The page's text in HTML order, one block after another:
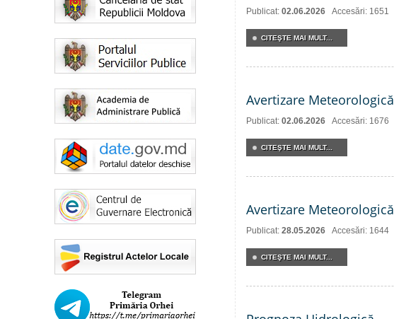
Publicat: 02.06.2026 Accesări: 1651
CITEŞTE MAI MULT...
Avertizare Meteorologică
Publicat: 02.06.2026 Accesări: 1676
CITEŞTE MAI MULT...
Avertizare Meteorologică
Publicat: 28.05.2026 Accesări: 1644
CITEŞTE MAI MULT...